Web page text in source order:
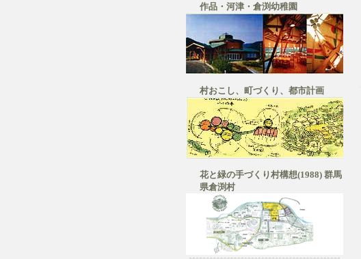
作品・河津・倉渕幼稚園
村おこし、町づくり、都市計画
花と緑の手づくり村構想(1988) 群馬
県倉渕村